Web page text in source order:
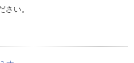
さい。